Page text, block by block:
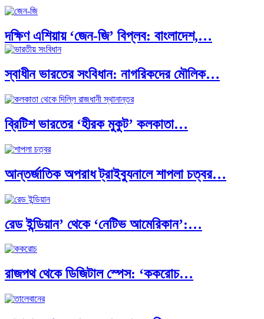
দক্ষিণ এশিয়ায় ‘জেন-জি’ বিপ্লব: বাংলাদেশ,…
বিশেষ ইন-ডেপ্থ রিপোর্ট: ক্রীড়া উৎসবে…
ভারত মহাসাগরের অশ্রু: শ্রীলঙ্কার ২৬…
ক্রূরতা ও ধ্বংসের মহাকাব্য: পৃথিবীর…
ব্রাজিল ও আর্জেন্টিনার কালো অধ্যায়:…
পূর্ব ইউরোপ বনাম তুরস্ক: শত…
স্বাধীন ভারতের সংবিধান: নাগরিকদের মৌলিক…
ব্রিটিশ ভারতের ‘হীরক মুকুট’ কলকাতা…
আন্তর্জাতিক অপরাধ ট্রাইব্যুনালে শাপলা চত্বর…
রেড ইন্ডিয়ান’ থেকে ‘নেটিভ আমেরিকান’:…
রাজপথ থেকে ডিজিটাল স্পেস: ‘ককরোচ…